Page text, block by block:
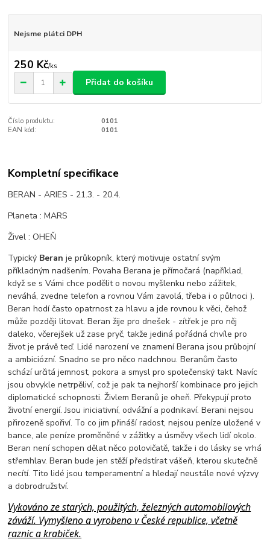
Nejsme plátci DPH
250 Kč/ks
Přidat do košíku
Číslo produktu:
0101
EAN kód:
0101
Kompletní specifikace
BERAN - ARIES - 21.3. - 20.4.
Planeta : MARS
Živel : OHEŇ
Typický Beran je průkopník, který motivuje ostatní svým
příkladným nadšením. Povaha Berana je přímočará (například,
když se s Vámi chce podělit o novou myšlenku nebo zážitek,
neváhá, zvedne telefon a rovnou Vám zavolá, třeba i o půlnoci ).
Beran hodí často opatrnost za hlavu a jde rovnou k věci, čehož
může později litovat. Beran žije pro dnešek - zítřek je pro něj
daleko, včerejšek už zase pryč, takže jediná pořádná chvíle pro
život je právě teď. Lidé narození ve znamení Berana jsou průbojní
a ambiciózní. Snadno se pro něco nadchnou. Beranům často
schází určitá jemnost, pokora a smysl pro společenský takt. Navíc
jsou obvykle netrpěliví, což je pak ta nejhorší kombinace pro jejich
diplomatické schopnosti. Živlem Beranů je oheň. Překypují proto
životní energií. Jsou iniciativní, odvážní a podnikaví. Berani nejsou
přirozeně spořiví. To co jim přináší radost, nejsou peníze uložené v
bance, ale peníze proměněné v zážitky a úsměvy všech lidí okolo.
Beran není schopen dělat něco polovičatě, takže i do lásky se vrhá
střemhlav. Beran bude jen stěží předstírat vášeň, kterou skutečně
necítí. Tito lidé jsou temperamentní a hledají neustále nové výzvy
a dobrodružství.
Vykováno ze starých, použitých, železných automobilových
záváží. Vymyšleno a vyrobeno v České republice, včetně
raznic a krabiček.